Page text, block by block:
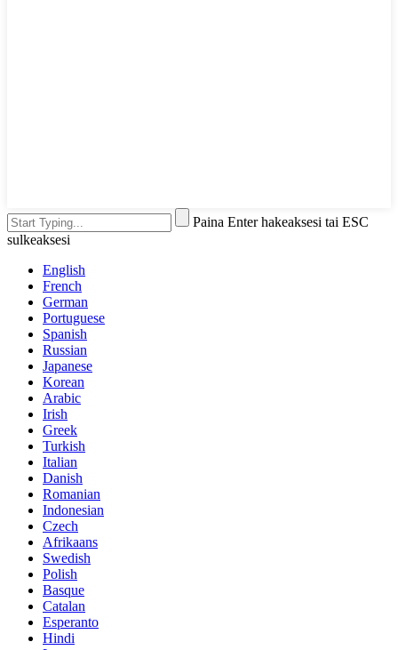
Paina Enter hakeaksesi tai ESC
sulkeaksesi
English
French
German
Portuguese
Spanish
Russian
Japanese
Korean
Arabic
Irish
Greek
Turkish
Italian
Danish
Romanian
Indonesian
Czech
Afrikaans
Swedish
Polish
Basque
Catalan
Esperanto
Hindi